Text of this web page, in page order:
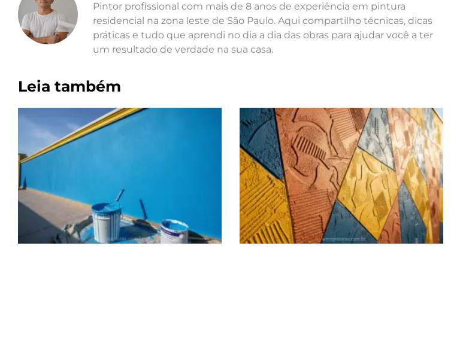
Pintor profissional com mais de 8 anos de experiência em pintura
residencial na zona leste de São Paulo. Aqui compartilho técnicas, dicas
práticas e tudo que aprendi no dia a dia das obras para ajudar você a ter
um resultado de verdade na sua casa.
Leia também